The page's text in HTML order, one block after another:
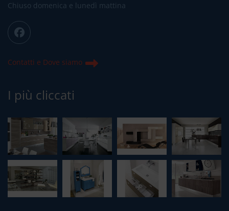
Chiuso domenica e lunedì mattina
Contatti e Dove siamo
I più cliccati